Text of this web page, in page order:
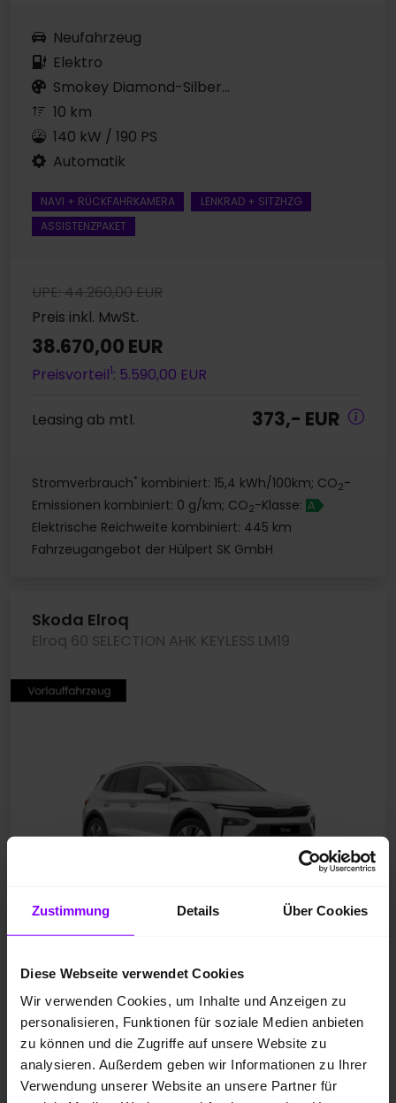
Zustimmung Details Über Cookies
Diese Webseite verwendet Cookies
Wir verwenden Cookies, um Inhalte und Anzeigen zu
personalisieren, Funktionen für soziale Medien anbieten
zu können und die Zugriffe auf unsere Website zu
analysieren. Außerdem geben wir Informationen zu Ihrer
Verwendung unserer Website an unsere Partner für
Neufahrzeug
Elektro
Smokey Diamond-Silber...
10 km
140 kW / 190 PS
Automatik
NAVI + RÜCKFAHRKAMERA
LENKRAD + SITZHZG
ASSISTENZPAKET
UPE: 44.260,00 EUR
Preis inkl. MwSt.
38.670,00 EUR
Preisvorteil1: 5.590,00 EUR
Leasing ab mtl. 373,- EUR
Stromverbrauch* kombiniert: 15,4 kWh/100km; CO2-
Emissionen kombiniert: 0 g/km; CO2-Klasse: A
Elektrische Reichweite kombiniert: 445 km
Fahrzeugangebot der Hülpert SK GmbH
Skoda Elroq
Elroq 60 SELECTION AHK KEYLESS LM19
Neufahrzeug
Elektro
Moon-Weiß Perleffekt
10 km
140 kW / 190 PS